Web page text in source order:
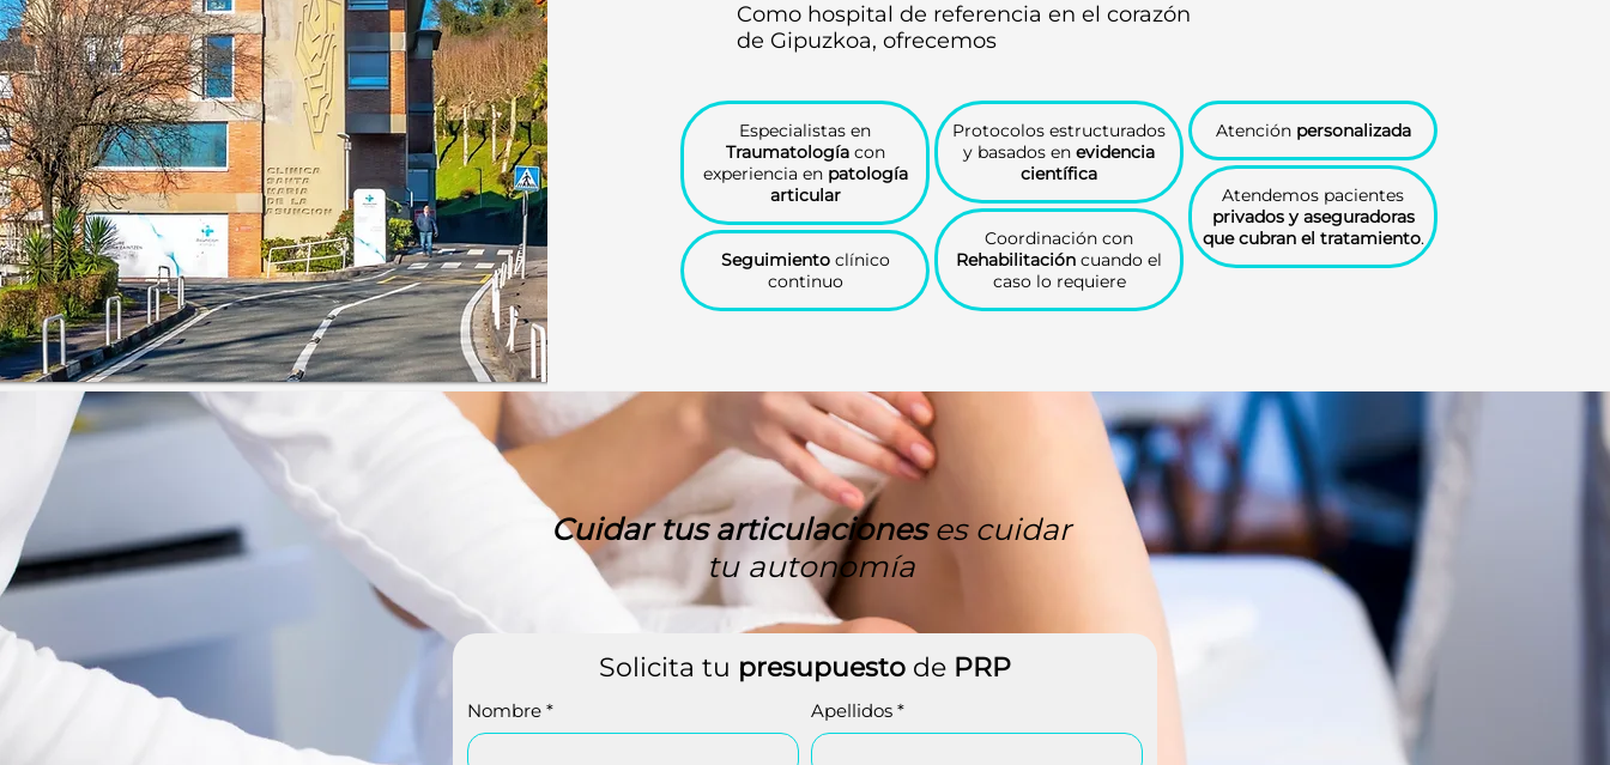
Como hospital de referencia en el corazón
de Gipuzkoa, ofrecemos
Especialistas en
Traumatologíacon
experiencia en patología
articular
Seguimientoclínico
continuo
Protocolos estructurados
y basados enevidencia
científica
Coordinación con
Rehabilitación cuando el
caso lo requiere
Atención personalizada
Atendemos pacientes
privados y aseguradoras
que cubran el tratamiento.
Cuidar tus articulacioneses cuidar
tu autonomía
Solicita tu presupuesto de PRP
Nombre * Apellidos *